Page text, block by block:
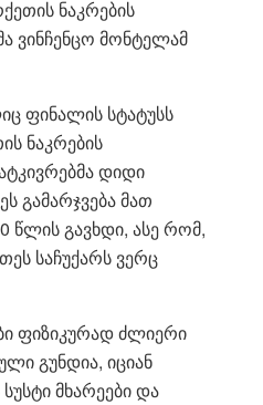
ნაკრების
ვინჩენცო მონტელამ
ფინალის სტატუსს
ნაკრების
დიდი
გამარჯვება მათ
წლის გავხდი, ასე რომ,
საჩუქარს ვერც
ფიზიკურად ძლიერი
გუნდია, იციან
მხარეები და